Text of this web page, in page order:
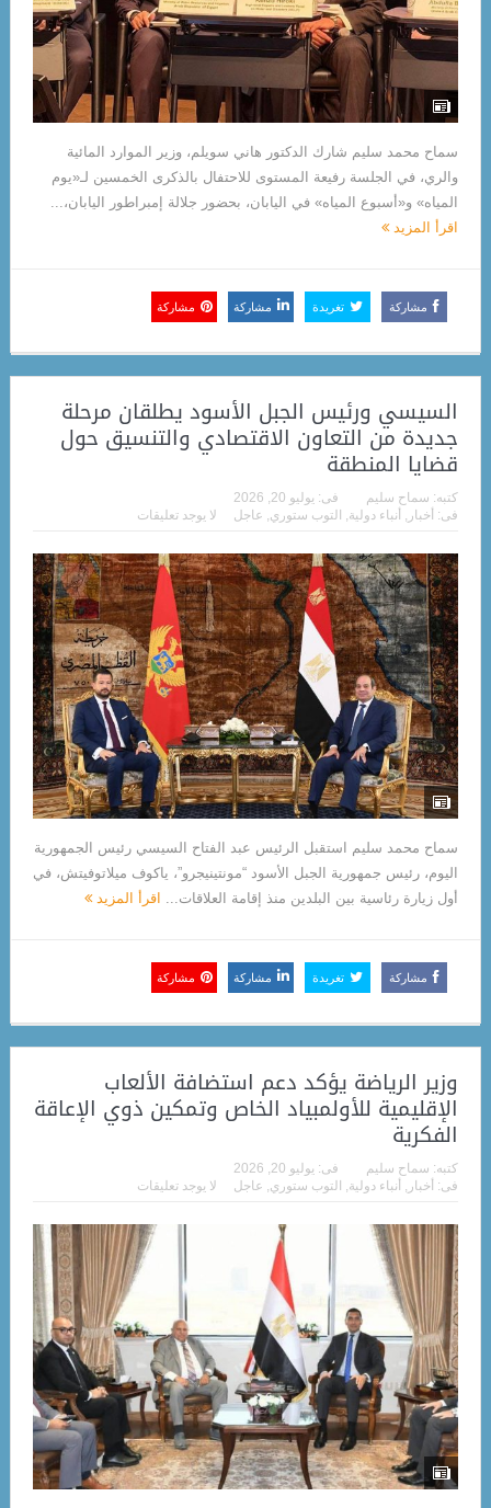
سماح محمد سليم شارك الدكتور هاني سويلم، وزير الموارد المائية
والري، في الجلسة رفيعة المستوى للاحتفال بالذكرى الخمسين لـ«يوم
المياه» و«أسبوع المياه» في اليابان، بحضور جلالة إمبراطور اليابان،...
اقرأ المزيد
مشاركة تغريدة مشاركة مشاركة
السيسي ورئيس الجبل الأسود يطلقان مرحلة
جديدة من التعاون الاقتصادي والتنسيق حول
قضايا المنطقة
كتبه: سماح سليم فى: يوليو 20, 2026
فى: أخبار , أنباء دولية, التوب ستوري, عاجل لا يوجد تعليقات
سماح محمد سليم استقبل الرئيس عبد الفتاح السيسي رئيس الجمهورية
اليوم، رئيس جمهورية الجبل الأسود “مونتينيجرو”، ياكوف ميلاتوفيتش، في
أول زيارة رئاسية بين البلدين منذ إقامة العلاقات...
اقرأ المزيد
مشاركة تغريدة مشاركة مشاركة
وزير الرياضة يؤكد دعم استضافة الألعاب
الإقليمية للأولمبياد الخاص وتمكين ذوي الإعاقة
الفكرية
كتبه: سماح سليم فى: يوليو 20, 2026
فى: أخبار , أنباء دولية, التوب ستوري, عاجل لا يوجد تعليقات